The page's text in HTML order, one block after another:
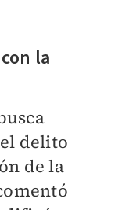
la
delito
de la